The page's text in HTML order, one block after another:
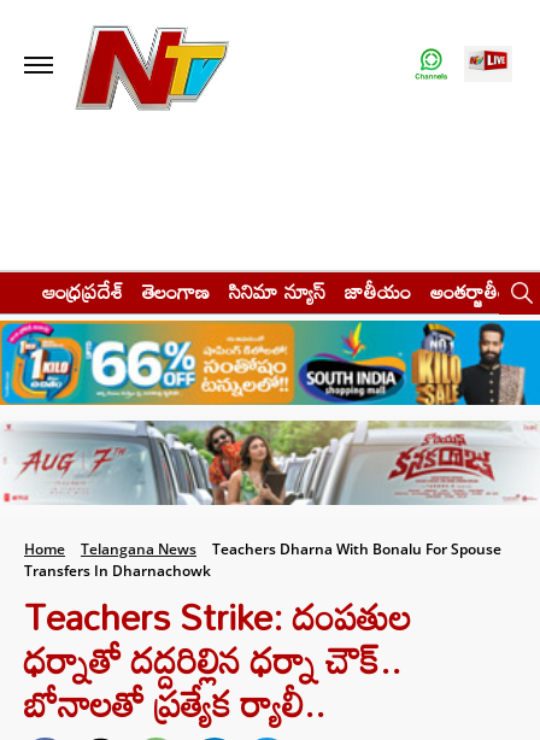
ఆంధ్రప్రదేశ్ తెలంగాణ సినిమా న్యూస్ జాతీయం అంతర్జాతీయం
Home Telangana News
Teachers Dharna With Bonalu For Spouse
Transfers In Dharnachowk
Teachers Strike: దంపతుల
ధర్నాతో దద్దరిల్లిన ధర్నా చౌక్..
బోనాలతో ప్రత్యేక ర్యాలీ..